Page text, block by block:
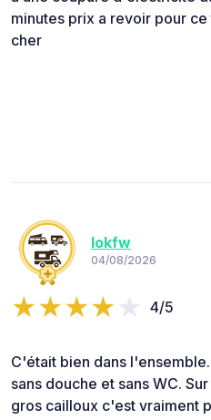
minutes prix a revoir pour
cher
lokfw
04/08/2026
4/5
C'était bien dans
sans douche et sans WC.
gros cailloux c'est vraiment